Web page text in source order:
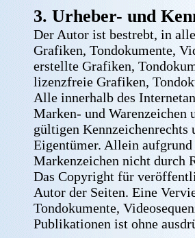
3. Urheber- und
Der Autor ist bestrebt, in
Grafiken, Tondokumente,
erstellte Grafiken,
lizenzfreie Grafiken,
Alle innerhalb des
Marken- und Warenzeichen
gültigen Kennzeichenrechts
Eigentümer. Allein aufgrund
Markenzeichen nicht durch
Das Copyright für
Autor der Seiten. Eine
Tondokumente,
Publikationen ist ohne